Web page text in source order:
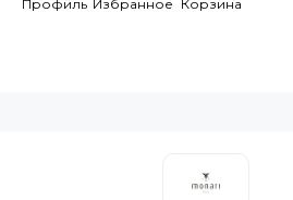
Профиль Избранное Корзина